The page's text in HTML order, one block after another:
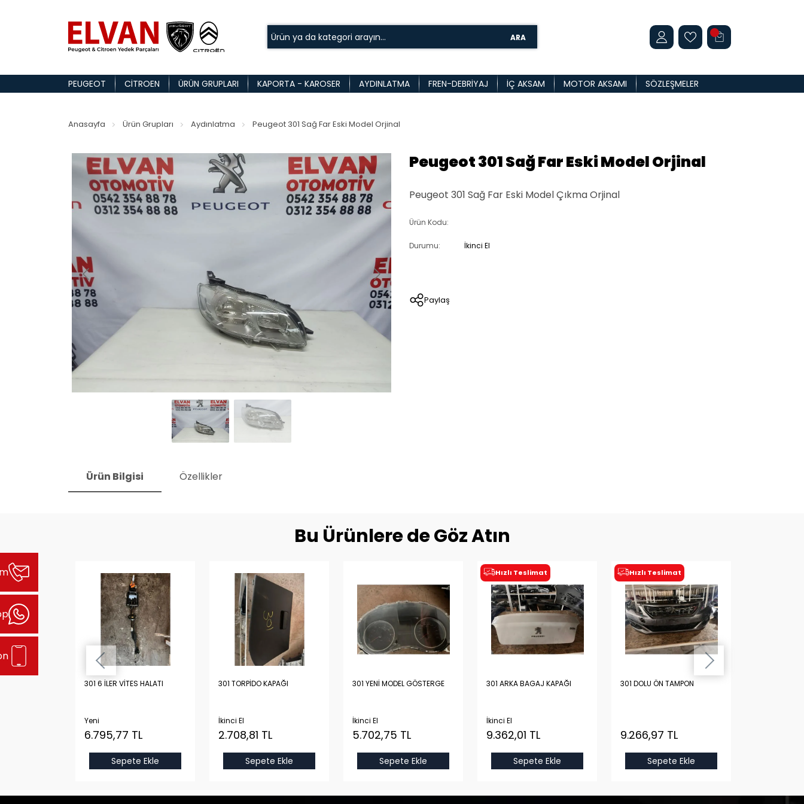
ARA
PEUGEOT CITROEN ÜRÜN GRUPLARI KAPORTA - KAROSER AYDINLATMA FREN-DEBRIYAJ İÇ AKSAM MOTOR AKSAMI SÖZLEŞMELER
Anasayfa Ürün Grupları Aydınlatma Peugeot 301 Sağ Far Eski Model Orjinal
Peugeot 301 Sağ Far Eski Model Orjinal
Peugeot 301 Sağ Far Eski Model Çıkma Orjinal
Ürün Kodu:
Durumu: İkinci El
Paylaş
Ürün Bilgisi Özellikler
Bu Ürünlere de Göz Atın
301 6 İLER VİTES HALATI
Yeni
6.795,77 TL
Sepete Ekle
301 TORPİDO KAPAĞI
İkinci El
2.708,81 TL
Sepete Ekle
301 YENİ MODEL GÖSTERGE
İkinci El
5.702,75 TL
Sepete Ekle
Hızlı Teslimat
301 ARKA BAGAJ KAPAĞI
İkinci El
9.362,01 TL
Sepete Ekle
Hızlı Teslimat
301 DOLU ÖN TAMPON
9.266,97 TL
Sepete Ekle